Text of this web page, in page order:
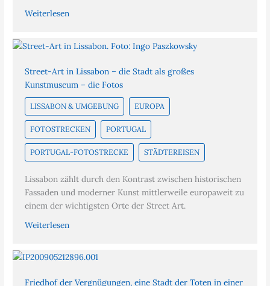
Weiterlesen
Street-Art in Lissabon – die Stadt als großes
Kunstmuseum – die Fotos
LISSABON & UMGEBUNG EUROPA
FOTOSTRECKEN PORTUGAL
PORTUGAL-FOTOSTRECKE STÄDTEREISEN
Lissabon zählt durch den Kontrast zwischen historischen
Fassaden und moderner Kunst mittlerweile europaweit zu
einem der wichtigsten Orte der Street Art.
Weiterlesen
Friedhof der Vergnügungen, eine Stadt der Toten in einer